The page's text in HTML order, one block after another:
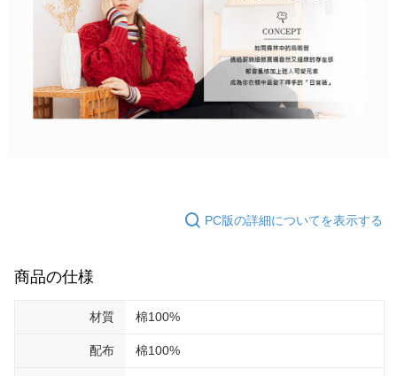
PC版の詳細についてを表示する
商品の仕様
材質 棉100%
配布 棉100%